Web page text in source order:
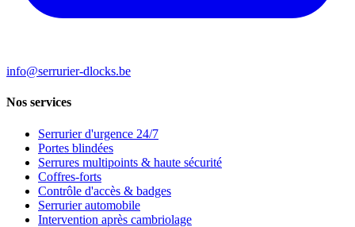
info@serrurier-dlocks.be
Nos services
Serrurier d'urgence 24/7
Portes blindées
Serrures multipoints & haute sécurité
Coffres-forts
Contrôle d'accès & badges
Serrurier automobile
Intervention après cambriolage